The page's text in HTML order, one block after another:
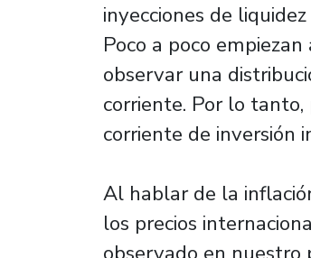
inyecciones de
Poco a poco
observar una
corriente. Por lo
corriente de inversión
Al hablar de la
los precios